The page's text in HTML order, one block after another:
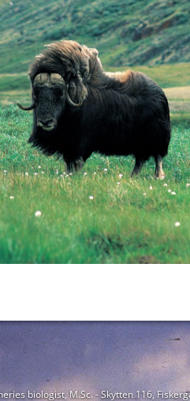
biologist, M.Sc. - Skytten 116,